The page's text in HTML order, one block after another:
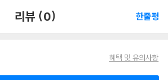
리뷰 (0) 한줄평
혜택 및 유의사항